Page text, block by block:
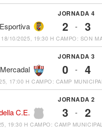
JORNADA 4
2 - 3
10/2025, 19:30 H CAMPO: SON
JORNADA 3
0 - 4
17:00 H CAMPO: CAMP
JORNADA 2
C.E. 3 - 2
19:30 H CAMPO: CAMP